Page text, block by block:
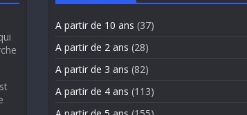
A partir de 10 ans (37)
A partir de 2 ans (28)
A partir de 3 ans (82)
A partir de 4 ans (113)